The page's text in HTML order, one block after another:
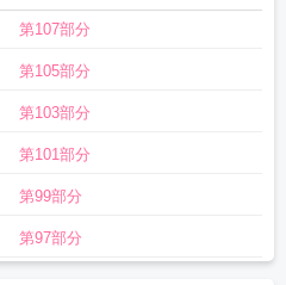
第107部分
第105部分
第103部分
第101部分
第99部分
第97部分